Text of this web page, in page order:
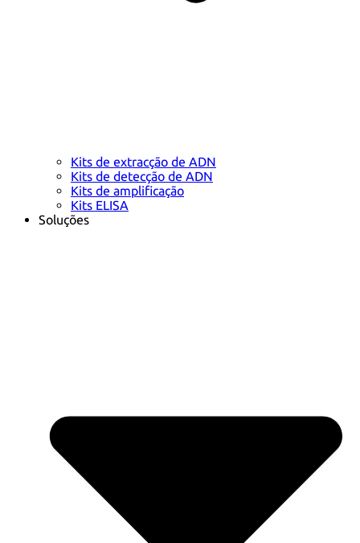
Kits de extracção de ADN
Kits de detecção de ADN
Kits de amplificação
Kits ELISA
Soluções